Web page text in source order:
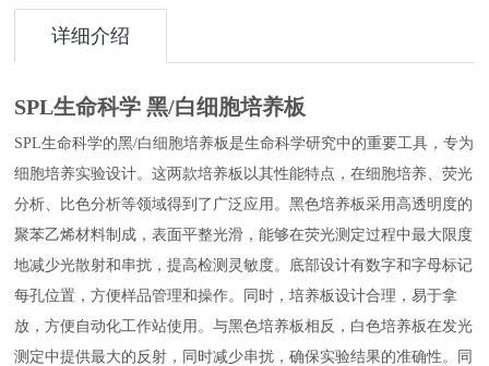
详细介绍
SPL生命科学 黑/白细胞培养板
SPL生命科学的黑/白细胞培养板是生命科学研究中的重要工具，专为
细胞培养实验设计。这两款培养板以其性能特点，在细胞培养、荧光
分析、比色分析等领域得到了广泛应用。黑色培养板采用高透明度的
聚苯乙烯材料制成，表面平整光滑，能够在荧光测定过程中最大限度
地减少光散射和串扰，提高检测灵敏度。底部设计有数字和字母标记
每孔位置，方便样品管理和操作。同时，培养板设计合理，易于拿
放，方便自动化工作站使用。与黑色培养板相反，白色培养板在发光
测定中提供最大的反射，同时减少串扰，确保实验结果的准确性。同